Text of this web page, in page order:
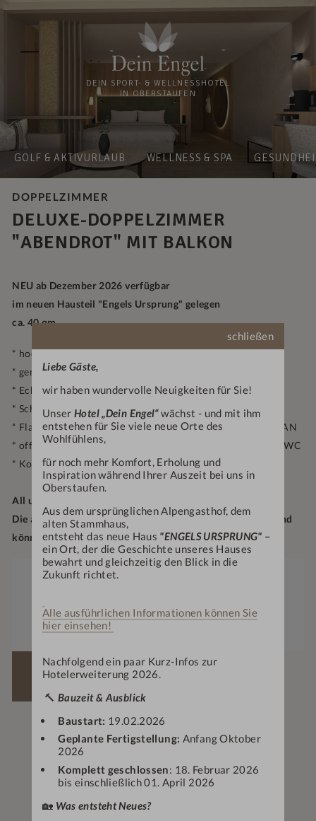
schließen
Liebe Gäste,
wir haben wundervolle Neuigkeiten für Sie!
UnserHotel „Dein Engel“wächst - und mit ihm
entstehen für Sie viele neue Orte des
Wohlfühlens,
für noch mehr Komfort, Erholung und
Inspiration während Ihrer Auszeit bei uns in
Oberstaufen.
Aus dem ursprünglichen Alpengasthof, dem
alten Stammhaus,
entsteht das neue Haus "ENGELS URSPRUNG" –
ein Ort, der die Geschichte unseres Hauses
bewahrt und gleichzeitig den Blick in die
Zukunft richtet.
Alle ausführlichen Informationen können Sie
hier einsehen!
Nachfolgend ein paar Kurz-Infos zur
Hotelerweiterung 2026.
🔨 Bauzeit & Ausblick
Baustart: 19.02.2026
Geplante Fertigstellung: Anfang Oktober
2026
Komplett geschlossen: 18. Februar 2026
bis einschließlich 01. April 2026
🏡 Was entsteht Neues?
DEIN SPORT- & WELLNESSHOTEL
IN OBERSTAUFEN
GOLF & AKTIVURLAUB WELLNESS & SPA
DOPPELZIMMER
DELUXE-DOPPELZIMMER
"ABENDROT" MIT BALKON
NEU ab Dezember 2026 verfügbar
im neuen Hausteil "Engels Ursprung" gelegen
ca. 40 qm
* hochwertiges Kingsize-Boxspringbett
* gemütliche Relaxcouch
* Echtholzfußboden
* Schreibtisch mit Leselicht
* Flat TV, Minibar, Telefon, Privatsafe und kostenloses W-LAN
* offen gestaltetes Badezimmer mit Dusche und separatem WC
* Kosmetikspiegel und Föhn
All unsere Zimmer sind Nichtraucherzimmer.
Die aufgeführten Bilder der Zimmer sind Wohnbeispiele und
können variieren/abweichen.
1-3 bis
1
Preis
ab€164,—
ANFRAGEN